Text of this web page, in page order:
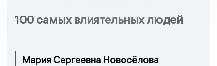
100 самых влиятельных людей
Мария Сергеевна Новосёлова